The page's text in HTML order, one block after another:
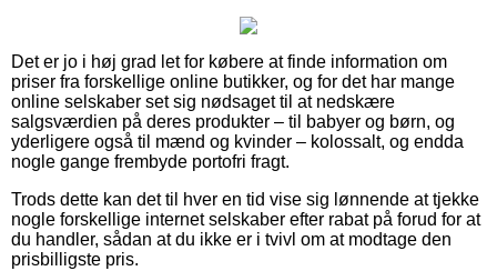
Det er jo i høj grad let for købere at finde information om
priser fra forskellige online butikker, og for det har mange
online selskaber set sig nødsaget til at nedskære
salgsværdien på deres produkter – til babyer og børn, og
yderligere også til mænd og kvinder – kolossalt, og endda
nogle gange frembyde portofri fragt.
Trods dette kan det til hver en tid vise sig lønnende at tjekke
nogle forskellige internet selskaber efter rabat på forud for at
du handler, sådan at du ikke er i tvivl om at modtage den
prisbilligste pris.